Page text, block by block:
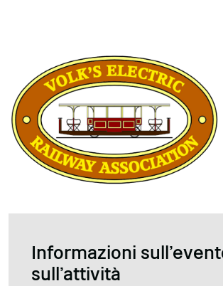
Informazioni
sull'attività